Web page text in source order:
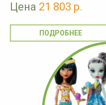
Цена 21 803 р.
ПОДРОБНЕЕ